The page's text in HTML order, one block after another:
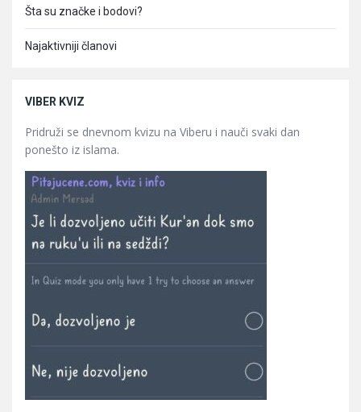
Šta su značke i bodovi?
Najaktivniji članovi
VIBER KVIZ
Pridruži se dnevnom kvizu na Viberu i nauči svaki dan
ponešto iz islama.